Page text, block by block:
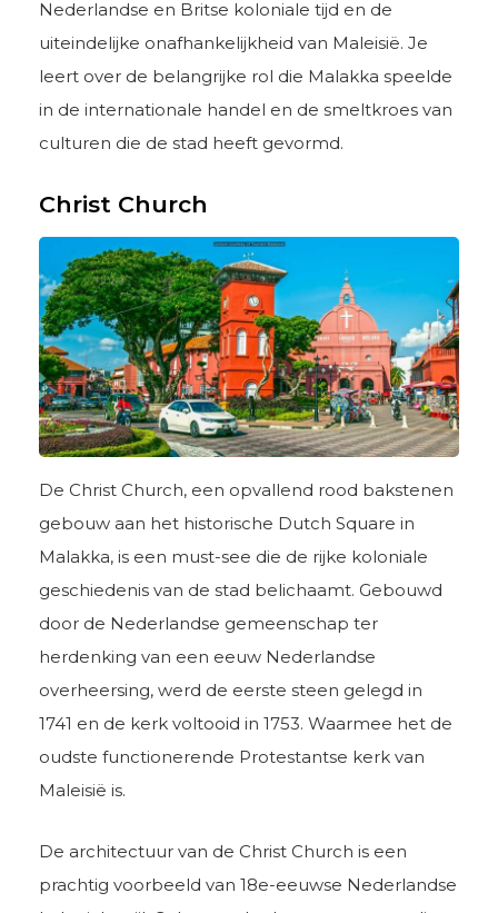
Nederlandse en Britse koloniale tijd en de
uiteindelijke onafhankelijkheid van Maleisië. Je
leert over de belangrijke rol die Malakka speelde
in de internationale handel en de smeltkroes van
culturen die de stad heeft gevormd.
Christ Church
De Christ Church, een opvallend rood bakstenen
gebouw aan het historische Dutch Square in
Malakka, is een must-see die de rijke koloniale
geschiedenis van de stad belichaamt. Gebouwd
door de Nederlandse gemeenschap ter
herdenking van een eeuw Nederlandse
overheersing, werd de eerste steen gelegd in
1741 en de kerk voltooid in 1753. Waarmee het de
oudste functionerende Protestantse kerk van
Maleisië is.
De architectuur van de Christ Church is een
prachtig voorbeeld van 18e-eeuwse Nederlandse